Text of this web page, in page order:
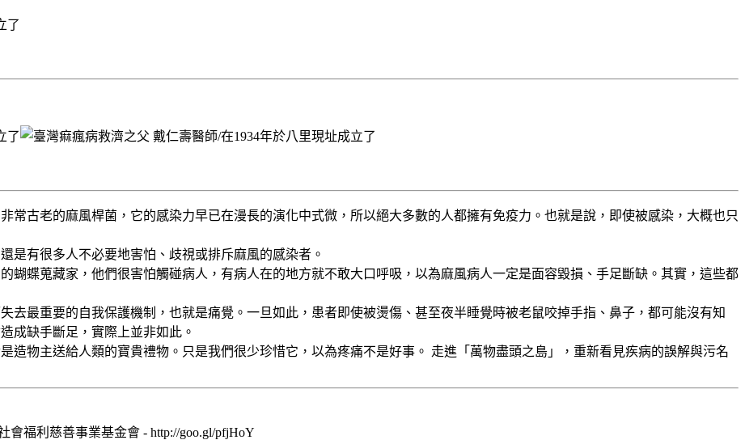
常古老的麻風桿菌，它的感染力早已在漫長的演化中式微，所以絕大多數的人都擁有免疫力。也就是說，即使被感染，大概也只
是有很多人不必要地害怕、歧視或排斥麻風的感染者。
蝴蝶蒐藏家，他們很害怕觸碰病人，有病人在的地方就不敢大口呼吸，以為麻風病人一定是面容毀損、手足斷缺。其實，這些都
去最重要的自我保護機制，也就是痛覺。一旦如此，患者即使被燙傷、甚至夜半睡覺時被老鼠咬掉手指、鼻子，都可能沒有知
成缺手斷足，實際上並非如此。
造物主送給人類的寶貴禮物。只是我們很少珍惜它，以為疼痛不是好事。 走進「萬物盡頭之島」，重新看見疾病的誤解與污名
會福利慈善事業基金會 - http://goo.gl/pfjHoY